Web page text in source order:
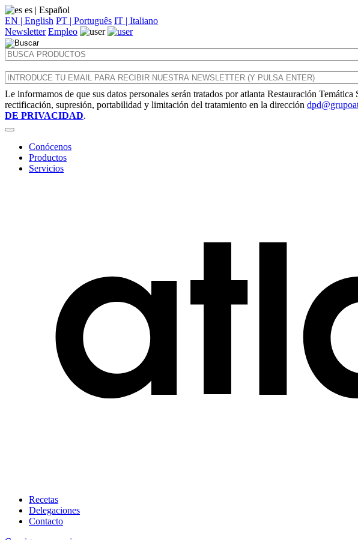
es | Español
EN | English PT | Português IT | Italiano
Newsletter Empleo
Le informamos de que sus datos personales serán tratados por atlanta Restauración
rectificación, supresión, portabilidad y limitación del tratamiento en la dirección
DE PRIVACIDAD.
Conócenos
Productos
Servicios
Recetas
Delegaciones
Contacto